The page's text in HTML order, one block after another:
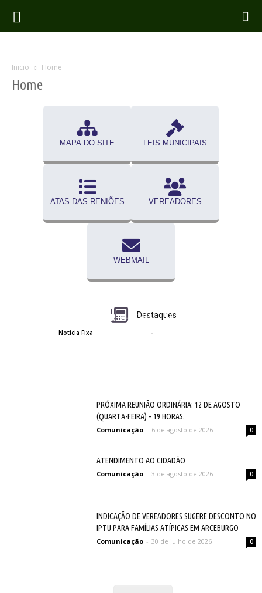
Inicio Home
Home
MAPA DO SITE LEIS MUNICIPAIS
ATAS DAS RENIÕES VEREADORES
WEBMAIL
Destaques
AGOSTO (QUARTA-FEIRA) – 19 HORAS.
Noticia Fixa -
PRÓXIMA REUNIÃO ORDINÁRIA: 12 DE AGOSTO
(QUARTA-FEIRA) – 19 HORAS.
Comunicação - 6 de agosto de 2026 0
ATENDIMENTO AO CIDADÃO
Comunicação - 3 de agosto de 2026 0
INDICAÇÃO DE VEREADORES SUGERE DESCONTO NO
IPTU PARA FAMÍLIAS ATÍPICAS EM ARCEBURGO
Comunicação - 30 de julho de 2026 0